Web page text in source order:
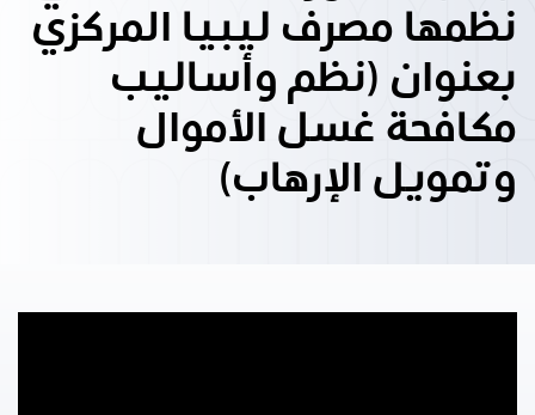
نظمها مصرف ليبيا المركزي
بعنوان (نظم وأساليب
مكافحة غسل الأموال
وتمويل الإرهاب)